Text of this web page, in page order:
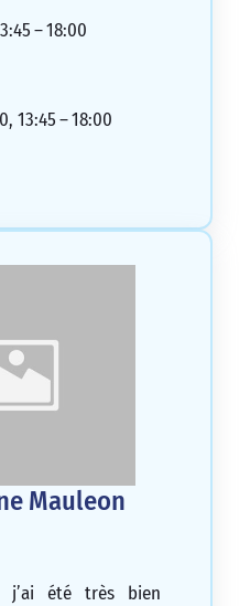
pour la première
trompé par ma
que l’équipe de
!
– 18:00
13:45 – 18:00
Mauleon
j’ai été très bien